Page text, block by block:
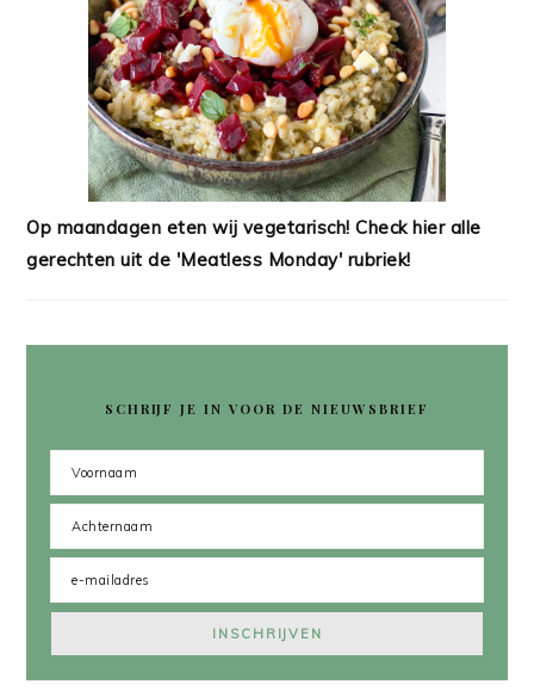
Op maandagen eten wij vegetarisch! Check hier alle
gerechten uit de 'Meatless Monday' rubriek!
SCHRIJF JE IN VOOR DE NIEUWSBRIEF